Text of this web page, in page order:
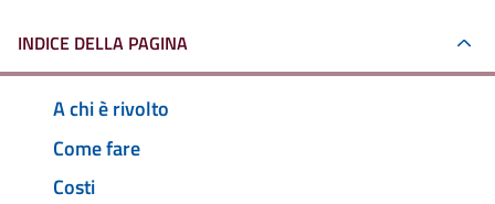
INDICE DELLA PAGINA
A chi è rivolto
Come fare
Costi